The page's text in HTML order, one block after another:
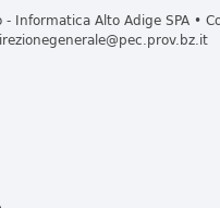
Informatica Alto Adige SPA •